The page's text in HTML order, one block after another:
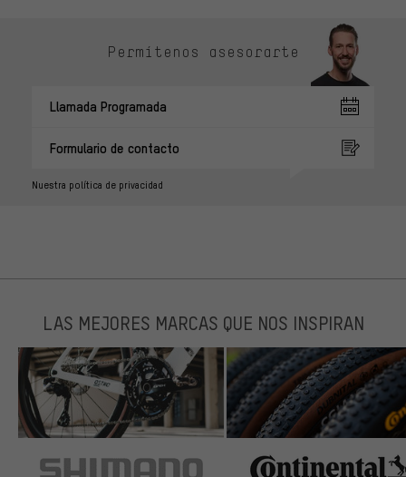
Permítenos asesorarte
Llamada Programada
Formulario de contacto
Nuestra política de privacidad
LAS MEJORES MARCAS QUE NOS INSPIRAN